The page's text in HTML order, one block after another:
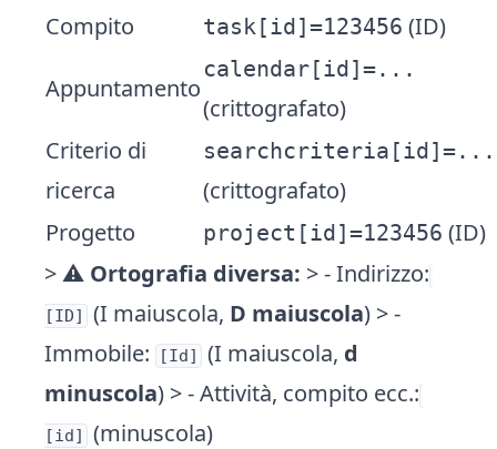
Compito
task[id]=123456 (ID)
Appuntamento
calendar[id]=...
(crittografato)
Criterio di
ricerca
searchcriteria[id]=...
(crittografato)
Progetto
project[id]=123456 (ID)
> ⚠️ Ortografia diversa: > - Indirizzo:
[ID] (I maiuscola, D maiuscola) > -
Immobile:
[Id] (I maiuscola, d
minuscola) > - Attività, compito ecc.:
[id]
(minuscola)